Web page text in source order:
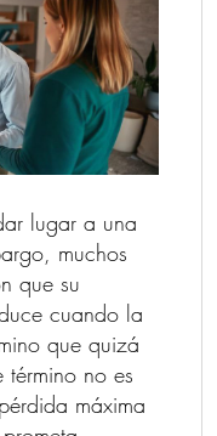
lugar a una
muchos
que su
cuando la
que quizá
término no es
máxima